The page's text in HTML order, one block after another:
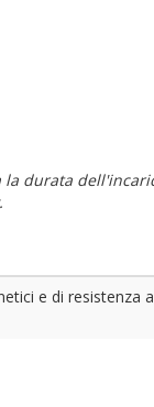
durata
e di resistenza